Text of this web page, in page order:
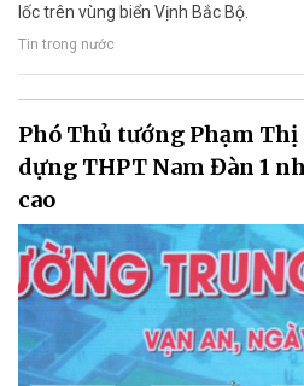
lốc trên vùng biển Vịnh Bắc Bộ.
Tin trong nước
Phó Thủ tướng Phạm
dựng THPT Nam Đàn 1
cao